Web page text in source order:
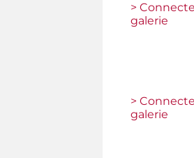
>
galerie
>
galerie